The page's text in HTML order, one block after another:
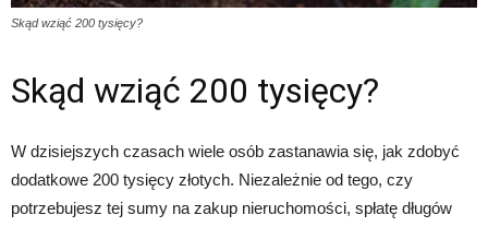
Skąd wziąć 200 tysięcy?
Skąd wziąć 200 tysięcy?
W dzisiejszych czasach wiele osób zastanawia się, jak zdobyć
dodatkowe 200 tysięcy złotych. Niezależnie od tego, czy
potrzebujesz tej sumy na zakup nieruchomości, spłatę długów